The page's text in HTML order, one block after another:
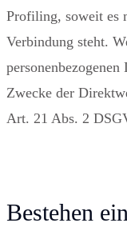
Profiling, soweit es
Verbindung steht.
Zwecke der
Art. 21 Abs. 2
Bestehen